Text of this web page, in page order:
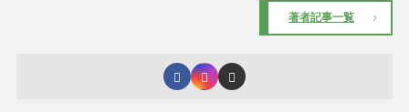
著者記事一覧